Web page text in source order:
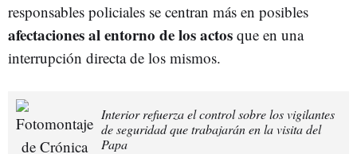
responsables policiales se centran más en posibles
afectaciones al entorno de los actos que en una
interrupción directa de los mismos.
Interior refuerza el control sobre los vigilantes
de seguridad que trabajarán en la visita del
Papa